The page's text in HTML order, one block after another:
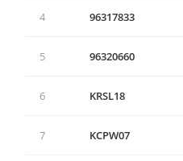
4 96317833
5 96320660
6 KRSL18
7 KCPW07